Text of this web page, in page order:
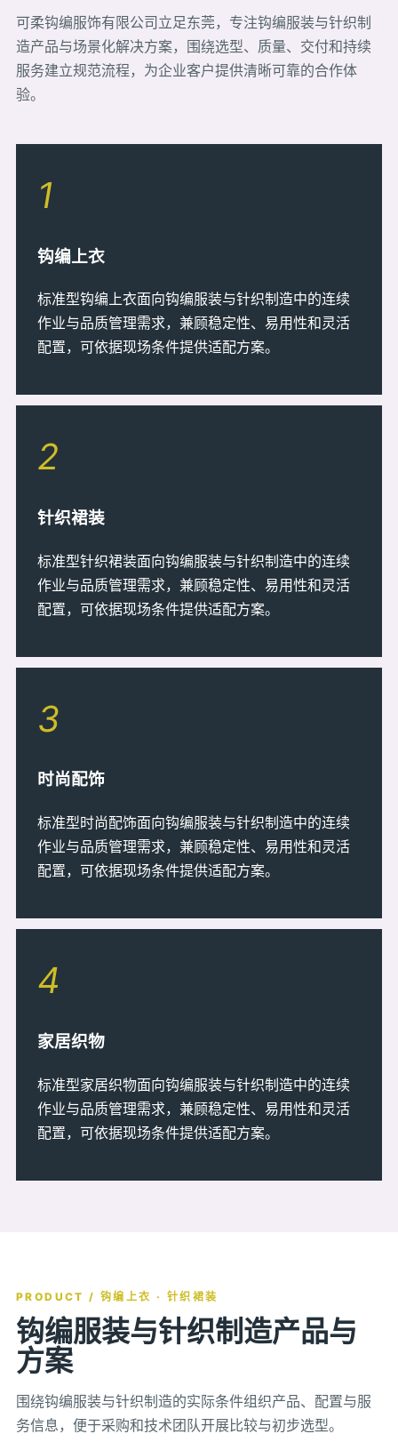
可柔钩编服饰有限公司立足东莞，专注钩编服装与针织制
造产品与场景化解决方案，围绕选型、质量、交付和持续
服务建立规范流程，为企业客户提供清晰可靠的合作体
验。
1
钩编上衣
标准型钩编上衣面向钩编服装与针织制造中的连续
作业与品质管理需求，兼顾稳定性、易用性和灵活
配置，可依据现场条件提供适配方案。
2
针织裙装
标准型针织裙装面向钩编服装与针织制造中的连续
作业与品质管理需求，兼顾稳定性、易用性和灵活
配置，可依据现场条件提供适配方案。
3
时尚配饰
标准型时尚配饰面向钩编服装与针织制造中的连续
作业与品质管理需求，兼顾稳定性、易用性和灵活
配置，可依据现场条件提供适配方案。
4
家居织物
标准型家居织物面向钩编服装与针织制造中的连续
作业与品质管理需求，兼顾稳定性、易用性和灵活
配置，可依据现场条件提供适配方案。
PRODUCT / 钩编上衣 · 针织裙装
钩编服装与针织制造产品与
方案
围绕钩编服装与针织制造的实际条件组织产品、配置与服
务信息，便于采购和技术团队开展比较与初步选型。